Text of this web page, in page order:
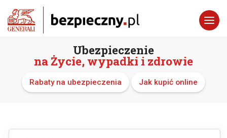
Ubezpieczenie
na Życie, wypadki i zdrowie
Rabaty na ubezpieczenia Jak kupić online